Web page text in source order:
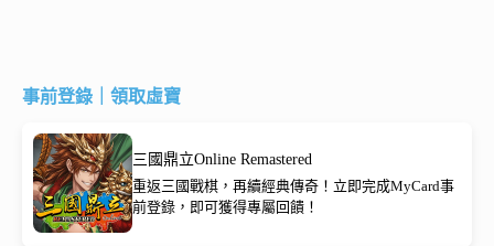
事前登錄｜領取虛寶
三國鼎立Online Remastered
重返三國戰棋，再續經典傳奇！立即完成MyCard事
前登錄，即可獲得專屬回饋！